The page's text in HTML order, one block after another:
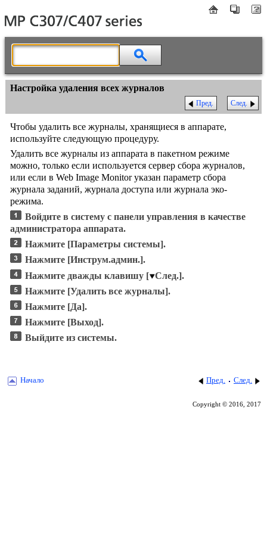
Настройка удаления всех журналов
Пред. След.
Чтобы удалить все журналы, хранящиеся в аппарате,
используйте следующую процедуру.
Удалить все журналы из аппарата в пакетном режиме
можно, только если используется сервер сбора журналов,
или если в Web Image Monitor указан параметр сбора
журнала заданий, журнала доступа или журнала эко-
режима.
Войдите в систему с панели управления в качестве
администратора аппарата.
Нажмите [Параметры системы].
Нажмите [Инструм.админ.].
Нажмите дважды клавишу [ След.].
Нажмите [Удалить все журналы].
Нажмите [Да].
Нажмите [Выход].
Выйдите из системы.
Начало Пред. След.
Copyright © 2016, 2017